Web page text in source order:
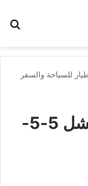
للسياحة والسفر
عروض الطيّار إلى السيشل 5-5-